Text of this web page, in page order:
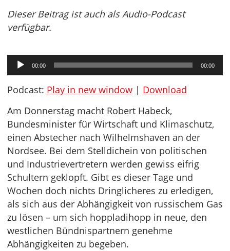
Dieser Beitrag ist auch als Audio-Podcast
verfügbar.
Audio-
Player
00:00 00:00
Podcast: Play in new window | Download
Am Donnerstag macht Robert Habeck,
Bundesminister für Wirtschaft und Klimaschutz,
einen Abstecher nach Wilhelmshaven an der
Nordsee. Bei dem Stelldichein von politischen
und Industrievertretern werden gewiss eifrig
Schultern geklopft. Gibt es dieser Tage und
Wochen doch nichts Dringlicheres zu erledigen,
als sich aus der Abhängigkeit von russischem Gas
zu lösen – um sich hoppladihopp in neue, den
westlichen Bündnispartnern genehme
Abhängigkeiten zu begeben.